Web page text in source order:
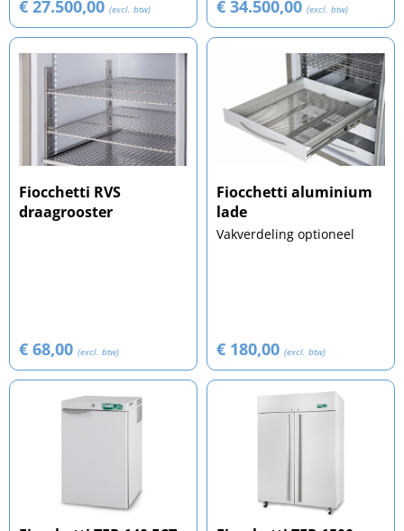
€ 27.500,00 (excl. btw) € 34.500,00 (excl. btw)
Fiocchetti RVS
draagrooster
€ 68,00 (excl. btw)
Fiocchetti aluminium
lade
Vakverdeling optioneel
€ 180,00 (excl. btw)